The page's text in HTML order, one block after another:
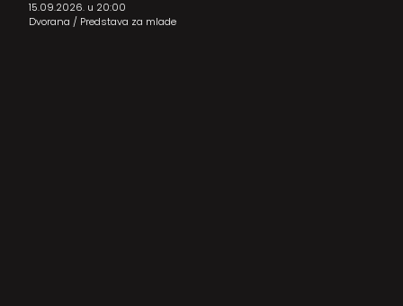
15.09.2026. u 20:00
Dvorana / Predstava za mlade